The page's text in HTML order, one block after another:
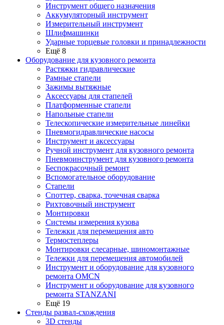
Инструмент общего назначения
Аккумуляторный инструмент
Измерительный инструмент
Шлифмашинки
Ударные торцевые головки и принадлежности
Ещё 8
Оборудование для кузовного ремонта
Растяжки гидравлические
Рамные стапели
Зажимы вытяжные
Аксессуары для стапелей
Платформенные стапели
Напольные стапели
Телескопические измерительные линейки
Пневмогидравлические насосы
Инструмент и аксессуары
Ручной инструмент для кузовного ремонта
Пневмоинструмент для кузовного ремонта
Беспокрасочный ремонт
Вспомогательное оборудование
Стапели
Споттер, сварка, точечная сварка
Рихтовочный инструмент
Монтировки
Системы измерения кузова
Тележки для перемещения авто
Термостеплеры
Монтировки слесарные, шиномонтажные
Тележки для перемещения автомобилей
Инструмент и оборудование для кузовного
ремонта OMCN
Инструмент и оборудование для кузовного
ремонта STANZANI
Ещё 19
Стенды развал-схождения
3D стенды